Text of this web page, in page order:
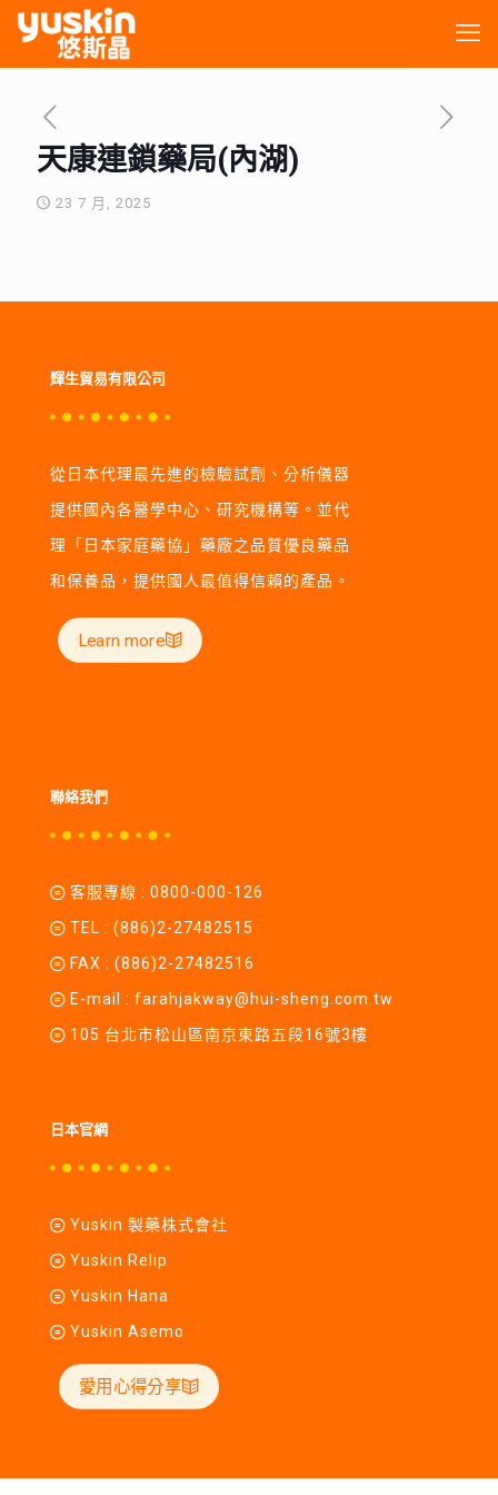
天康連鎖藥局(內湖)
23 7 月, 2025
輝生貿易有限公司
從日本代理最先進的檢驗試劑、分析儀器
提供國內各醫學中心、研究機構等。並代
理「日本家庭藥協」藥廠之品質優良藥品
和保養品，提供國人最值得信賴的產品。
Learn more
聯絡我們
客服專線 : 0800-000-126
TEL : (886)2-27482515
FAX : (886)2-27482516
E-mail : farahjakway@hui-sheng.com.tw
105 台北市松山區南京東路五段16號3樓
日本官網
Yuskin 製藥株式會社
Yuskin Relip
Yuskin Hana
Yuskin Asemo
愛用心得分享